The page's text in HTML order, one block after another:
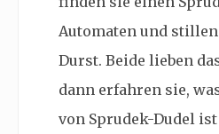
Automaten und
Durst. Beide lieben
dann erfahren sie,
von Sprudek-Dudel